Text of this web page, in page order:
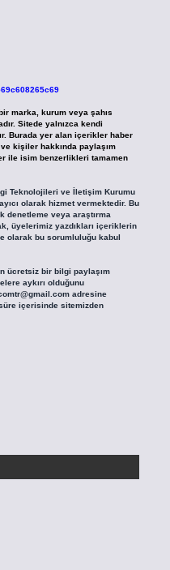
marka, kurum veya şahıs
Sitede yalnızca kendi
Burada yer alan içerikler haber
kişiler hakkında paylaşım
ile isim benzerlikleri tamamen
Teknolojileri ve İletişim Kurumu
olarak hizmet vermektedir. Bu
denetleme veya araştırma
üyelerimiz yazdıkları içeriklerin
olarak bu sorumluluğu kabul
ücretsiz bir bilgi paylaşım
aykırı olduğunu
adresine
içerisinde sitemizden